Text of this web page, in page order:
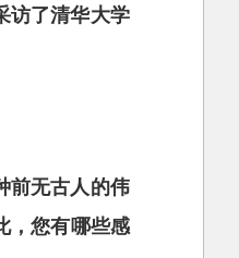
访了清华大学
前无古人的伟
，您有哪些感